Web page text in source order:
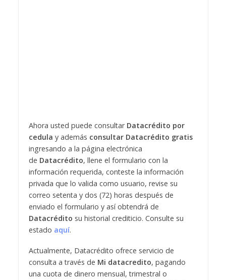
Ahora usted puede consultar Datacrédito por
cedula y además consultar Datacrédito gratis
ingresando a la página electrónica
de Datacrédito, llene el formulario con la
información requerida, conteste la información
privada que lo valida como usuario, revise su
correo setenta y dos (72) horas después de
enviado el formulario y así obtendrá de
Datacrédito su historial crediticio. Consulte su
estado aquí.
Actualmente, Datacrédito ofrece servicio de
consulta a través de Mi datacredito, pagando
una cuota de dinero mensual, trimestral o